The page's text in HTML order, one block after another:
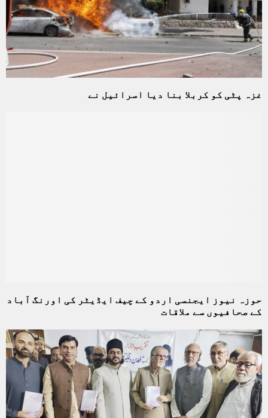
غزہ پٹی کو کربلا بنا دیا اسرائیل نے
حوزہ نیوز ایجنسی اردو کے چیف ایڈیٹر کی اورنگ آباد
کے صحافیوں سے ملاقات